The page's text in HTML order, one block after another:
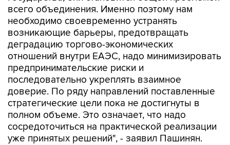
всего объединения. Именно поэтому нам
необходимо своевременно устранять
возникающие барьеры, предотвращать
деградацию торгово-экономических
отношений внутри ЕАЭС, надо минимизировать
предпринимательские риски и
последовательно укреплять взаимное
доверие. По ряду направлений поставленные
стратегические цели пока не достигнуты в
полном объеме. Это означает, что надо
сосредоточиться на практической реализации
уже принятых решений", - заявил Пашинян.